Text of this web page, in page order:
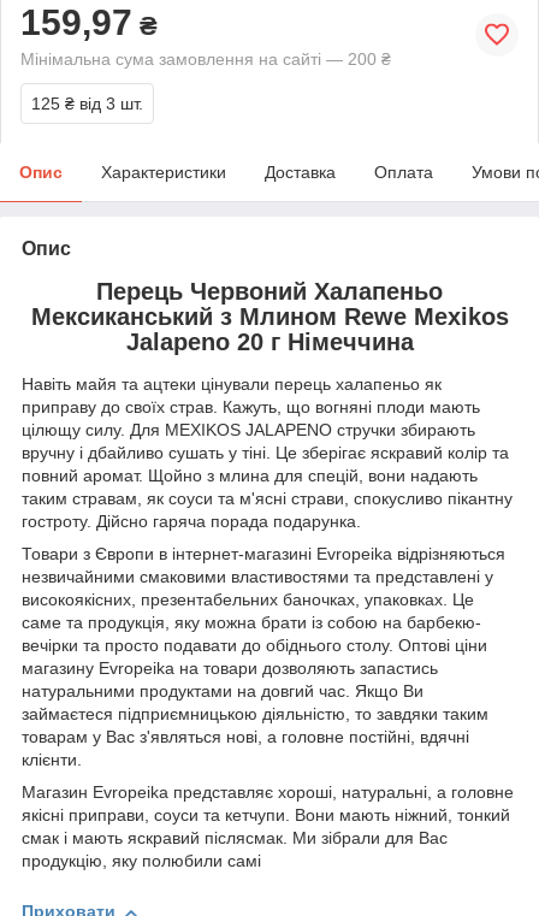
159,97 ₴
Мінімальна сума замовлення на сайті — 200 ₴
125 ₴ від 3 шт.
Опис Характеристики Доставка Оплата Умови
Опис
Перець Червоний Халапеньо
Мексиканський з Млином Rewe Mexikos
Jalapeno 20 г Німеччина
Навіть майя та ацтеки цінували перець халапеньо як
приправу до своїх страв. Кажуть, що вогняні плоди мають
цілющу силу. Для MEXIKOS JALAPENO стручки збирають
вручну і дбайливо сушать у тіні. Це зберігає яскравий колір та
повний аромат. Щойно з млина для спецій, вони надають
таким стравам, як соуси та м'ясні страви, спокусливо пікантну
гостроту. Дійсно гаряча порада подарунка.
Товари з Європи в інтернет-магазині Evropeika відрізняються
незвичайними смаковими властивостями та представлені у
високоякісних, презентабельних баночках, упаковках. Це
саме та продукція, яку можна брати із собою на барбекю-
вечірки та просто подавати до обіднього столу. Оптові ціни
магазину Evropeika на товари дозволяють запастись
натуральними продуктами на довгий час. Якщо Ви
займаєтеся підприємницькою діяльністю, то завдяки таким
товарам у Вас з'являться нові, а головне постійні, вдячні
клієнти.
Магазин Evropeika представляє хороші, натуральні, а головне
якісні приправи, соуси та кетчупи. Вони мають ніжний, тонкий
смак і мають яскравий післясмак. Ми зібрали для Вас
продукцію, яку полюбили самі
Приховати